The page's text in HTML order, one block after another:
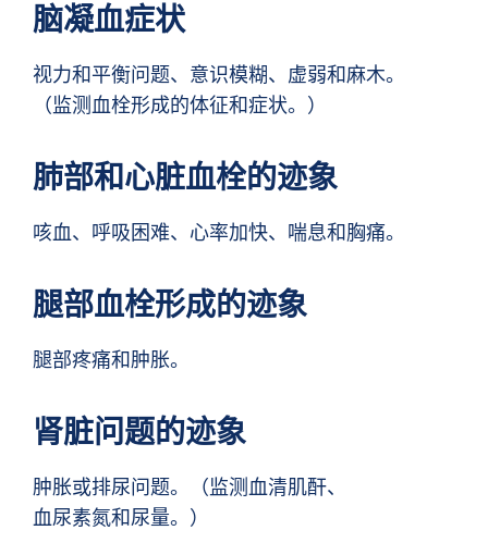
脑凝血症状
视力和平衡问题、意识模糊、虚弱和麻木。
（监测血栓形成的体征和症状。）
肺部和心脏血栓的迹象
咳血、呼吸困难、心率加快、喘息和胸痛。
腿部血栓形成的迹象
腿部疼痛和肿胀。
肾脏问题的迹象
肿胀或排尿问题。（监测血清肌酐、
血尿素氮和尿量。）